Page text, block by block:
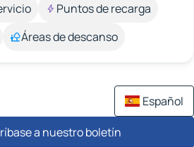
Puntos de recarga
Áreas de descanso
Español
a nuestro boletín